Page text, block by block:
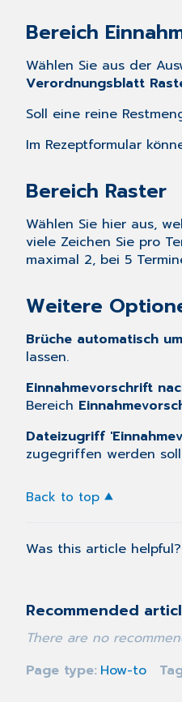
Bereich
Wählen Sie aus der
Verordnungsblatt
Soll eine reine
Im Rezeptformular
Bereich Raster
Wählen Sie hier aus,
viele Zeichen Sie pro
maximal 2, bei 5
Weitere
Brüche automatisch
lassen.
Einnahmevorschrift
Bereich
Dateizugriff
zugegriffen werden
Back to top
Was this article helpful?
Recommended
There are no
Page type How-to